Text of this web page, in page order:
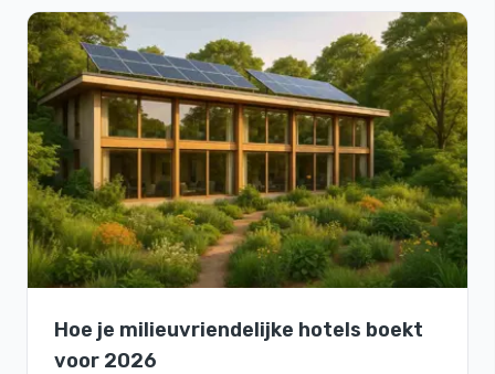
Hoe je milieuvriendelijke hotels boekt
voor 2026